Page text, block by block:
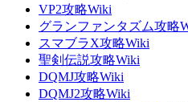
VP2攻略Wiki
グランファンタズム攻略
スマブラX攻略Wiki
聖剣伝説攻略Wiki
DQMJ攻略Wiki
DQMJ2攻略Wiki